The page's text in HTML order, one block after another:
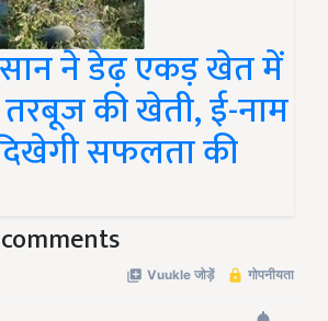
ने डेढ़ एकड़ खेत में
की खेती, ई-नाम
सफलता की